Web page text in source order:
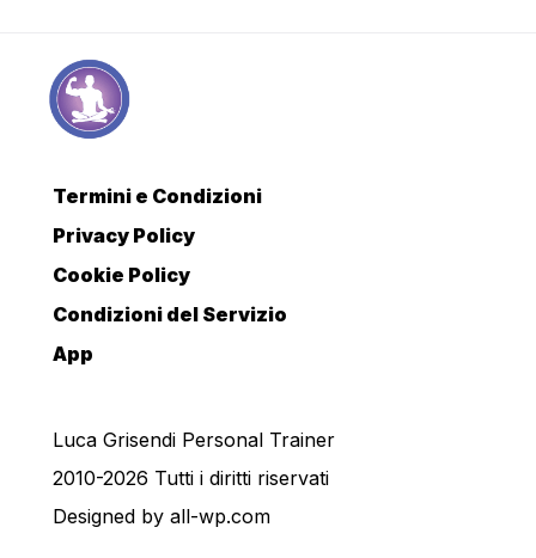
Termini e Condizioni
Privacy Policy
Cookie Policy
Condizioni del Servizio
App
Luca Grisendi Personal Trainer
2010-2026 Tutti i diritti riservati
Designed by all-wp.com